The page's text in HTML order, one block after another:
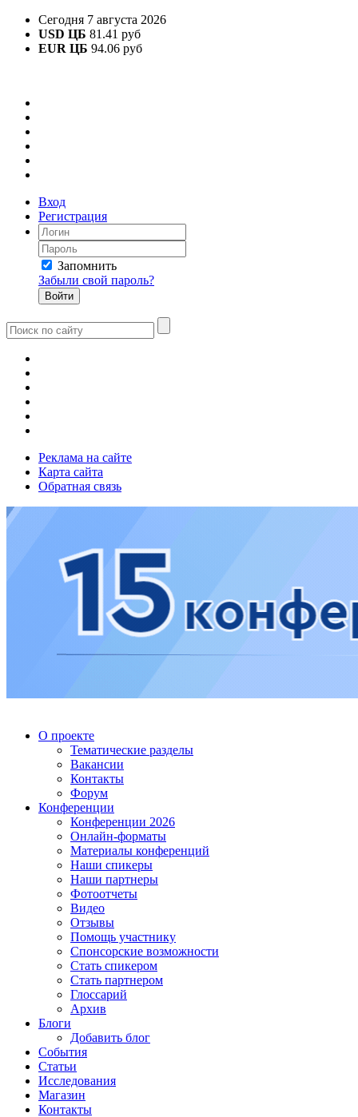
Сегодня 7 августа 2026
USD ЦБ 81.41 руб
EUR ЦБ 94.06 руб
Вход
Регистрация
Запомнить
Забыли свой пароль?
Реклама на сайте
Карта сайта
Обратная связь
О проекте
Тематические разделы
Вакансии
Контакты
Форум
Конференции
Конференции 2026
Онлайн-форматы
Материалы конференций
Наши спикеры
Наши партнеры
Фотоотчеты
Видео
Отзывы
Помощь участнику
Спонсорские возможности
Стать спикером
Стать партнером
Глоссарий
Архив
Блоги
Добавить блог
События
Статьи
Исследования
Магазин
Контакты